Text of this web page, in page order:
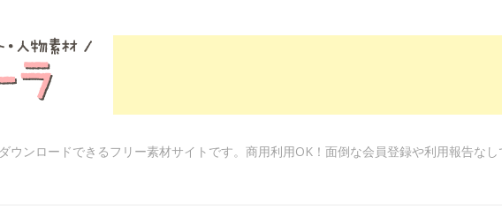
ウンロードできるフリー素材サイトです。商用利用OK！面倒な会員登録や利用報告な